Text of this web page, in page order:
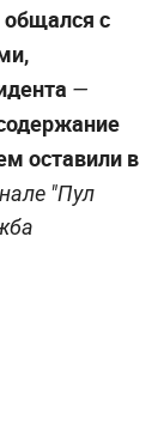
общался с
—
оставили в
"Пул